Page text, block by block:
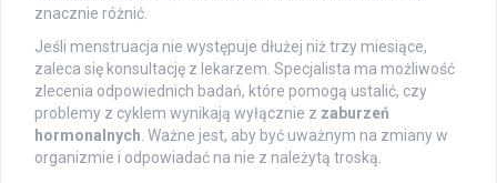
znacznie różnić.
Jeśli menstruacja nie występuje dłużej niż trzy miesiące,
zaleca się konsultację z lekarzem. Specjalista ma możliwość
zlecenia odpowiednich badań, które pomogą ustalić, czy
problemy z cyklem wynikają wyłącznie z zaburzeń
hormonalnych . Ważne jest, aby być uważnym na zmiany w
organizmie i odpowiadać na nie z należytą troską.